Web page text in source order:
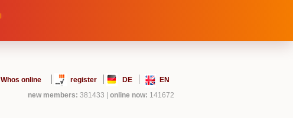
Whos online register DE
EN
new members: 381433 online now: 141672